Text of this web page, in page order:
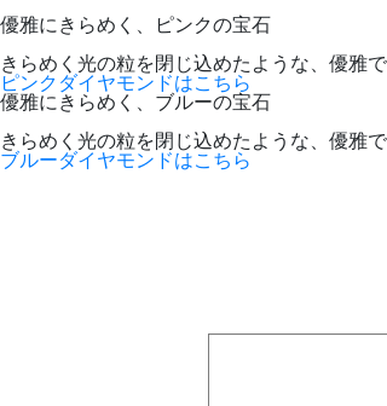
優雅にきらめく、ピンクの宝石
きらめく光の粒を閉じ込めたような、優雅
ピンクダイヤモンドはこちら
優雅にきらめく、ブルーの宝石
きらめく光の粒を閉じ込めたような、優雅
ブルーダイヤモンドはこちら